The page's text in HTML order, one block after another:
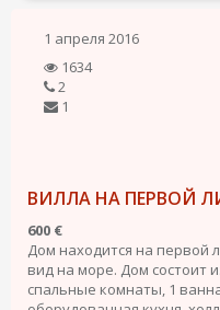
1 апреля 2016
1634
2
1
ВИЛЛА НА ПЕРВОЙ
600 €
Дом находится на первой
вид на море. Дом состоит
спальные комнаты, 1